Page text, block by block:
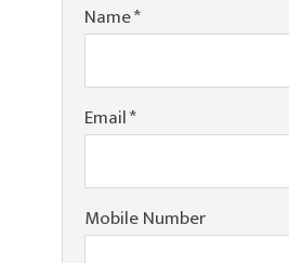
Name*
Email*
Mobile Number